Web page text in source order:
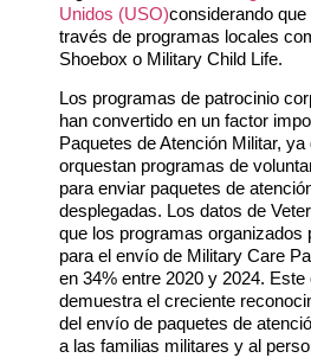
Unidos (USO)considerando
través de programas locales
Shoebox o Military Child Life.
Los programas de patrocinio
han convertido en un factor
Paquetes de Atención Militar,
orquestan programas de
para enviar paquetes de
desplegadas. Los datos de
que los programas organizados
para el envío de Military Care
en 34% entre 2020 y 2024.
demuestra el creciente
del envío de paquetes de
a las familias militares y al